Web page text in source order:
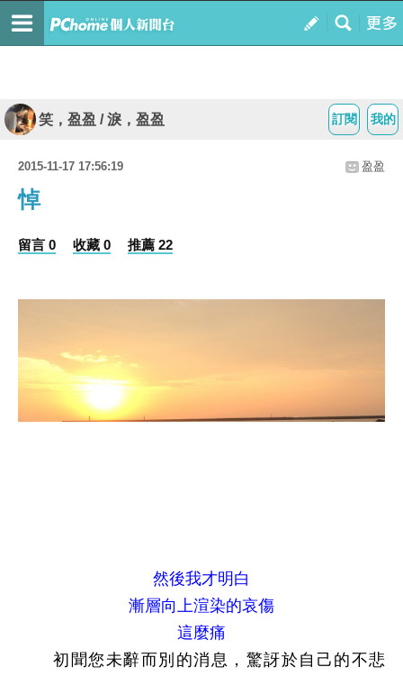
我的
訂閱
笑，盈盈 / 淚，盈盈
2015-11-17 17:56:19 盈盈
悼
留言 0 收藏 0 推薦 22
然後我才明白
漸層向上渲染的哀傷
這麼痛
初聞您未辭而別的消息，驚訝於自己的不悲